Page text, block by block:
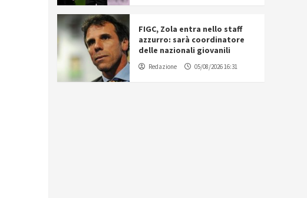
FIGC, Zola entra nello staff
azzurro: sarà coordinatore
delle nazionali giovanili
Redazione 05/08/2026 16:31